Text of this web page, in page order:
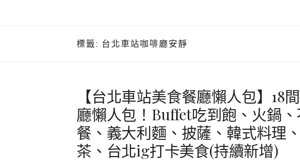
標籤: 台北車站咖啡廳安靜
【台北車站美食餐廳懶人包】18
廳懶人包！Buffet吃到飽、火鍋
餐、義大利麵、披薩、韓式料理
茶、台北ig打卡美食(持續新增)